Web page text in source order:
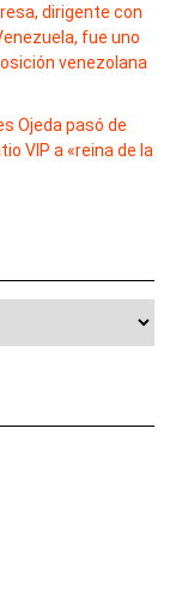
dirigente con
fue uno
venezolana
Ojeda pasó de
VIP a «reina de la